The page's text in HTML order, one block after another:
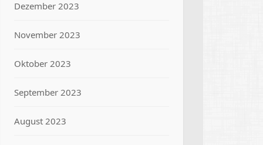
Dezember 2023
November 2023
Oktober 2023
September 2023
August 2023